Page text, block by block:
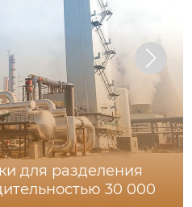
для разделения
30 000